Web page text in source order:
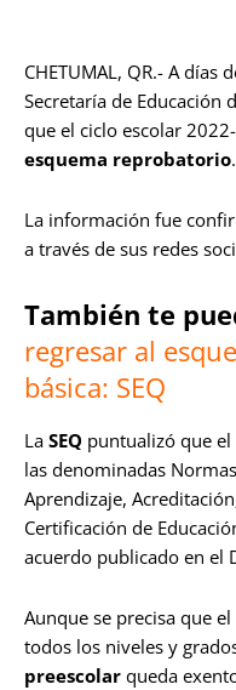
CHETUMAL, QR.- A días
Secretaría de Educación
que el ciclo escolar
esquema reprobatorio.
La información fue
a través de sus redes
También te
regresar al
básica: SEQ
La SEQ puntualizó que
las denominadas
Aprendizaje,
Certificación de
acuerdo publicado en el
Aunque se precisa que
todos los niveles y
preescolar queda